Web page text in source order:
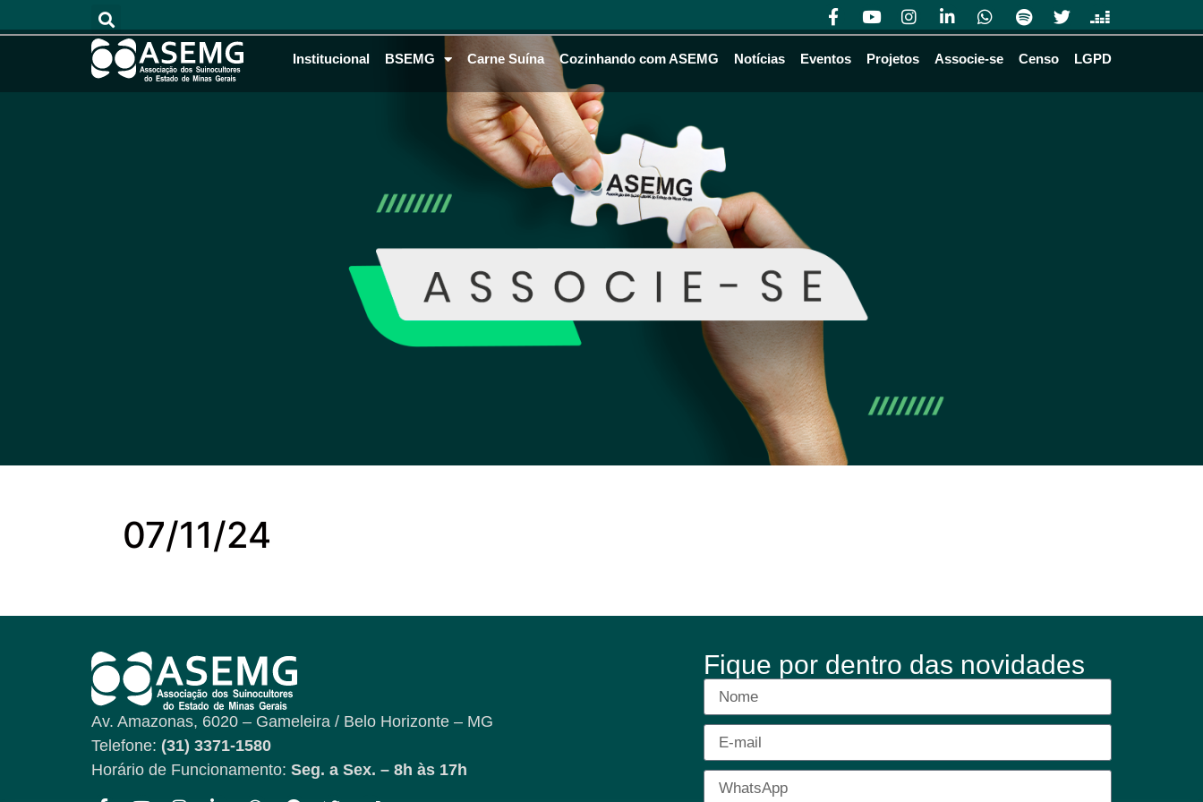
Institucional BSEMG Carne Suína Cozinhando com ASEMG Notícias Eventos Projetos Associe-se Censo LGPD
07/11/24
Av. Amazonas, 6020 – Gameleira / Belo Horizonte – MG
Telefone: (31) 3371-1580
Horário de Funcionamento: Seg. a Sex. – 8h às 17h
Fique por dentro das novidades